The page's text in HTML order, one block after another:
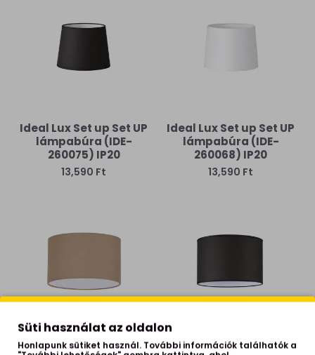
Ideal Lux Set up Set UP
lámpabúra (IDE-
260075) IP20
13,590 Ft
Ideal Lux Set up Set UP
lámpabúra (IDE-
260068) IP20
13,590 Ft
Ideal Lux Set up
Ideal Lux Set up fekete
Süti használat az oldalon
Honlapunk sütiket használ. További információk találhatók a